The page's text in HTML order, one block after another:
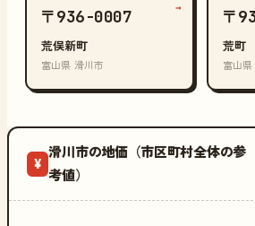
〒936-0007
荒俣新町
富山県 滑川市
→ 〒
荒町
富山
¥
滑川市の地価（市区町村全体の参
考値）